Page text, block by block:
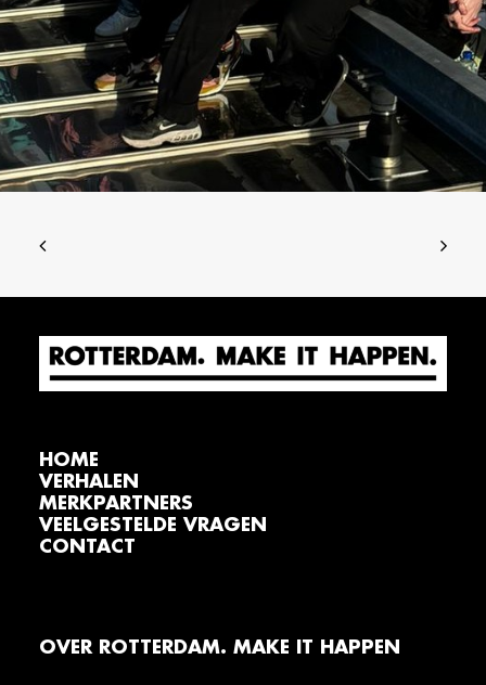
HOME
VERHALEN
MERKPARTNERS
VEELGESTELDE VRAGEN
CONTACT
OVER ROTTERDAM. MAKE IT HAPPEN